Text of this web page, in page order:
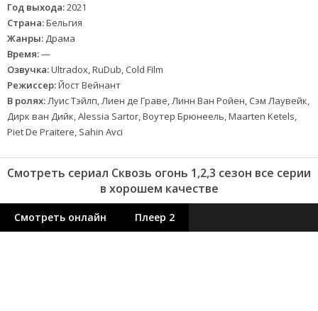
Год выхода:2021
Страна:Бельгия
Жанры: Драма
Время:—
Озвучка:Ultradox, RuDub, Cold Film
Режиссер:Йост Вейнант
В ролях:Луис Тэйлп, Лиен де Граве, Линн Ван Ройен, Сэм Лаувейк,
Дирк ван Дийк, Alessia Sartor, Воутер Брюнеель, Maarten Ketels,
Piet De Praitere, Sahin Avci
Смотреть сериал Сквозь огонь 1,2,3 сезон все серии
в хорошем качестве
Смотреть онлайн Плеер 2